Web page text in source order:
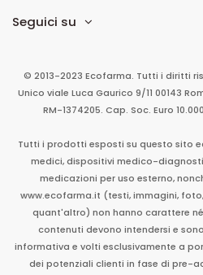
Seguici su
© 2013-2023 Ecofarma. Tutti i diritti
Unico viale Luca Gaurico 9/11 00143
RM-1374205. Cap. Soc. Euro
Tutti i prodotti esposti su questo sito
medici, dispositivi medico-
medicazioni per uso esterno,
www.ecofarma.it (testi, immagini,
quant'altro) non hanno carattere
contenuti devono intendersi e
informativa e volti esclusivamente a
dei potenziali clienti in fase di pre-